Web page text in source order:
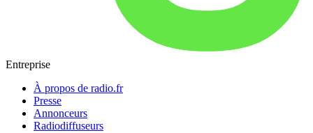
Entreprise
À propos de radio.fr
Presse
Annonceurs
Radiodiffuseurs